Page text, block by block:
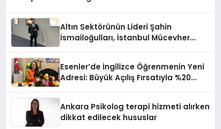
Altın Sektörünün Lideri Şahin
İsmailoğulları, İstanbul Mücevher
Esenler’de İngilizce Öğrenmenin Yeni
Adresi: Büyük Açılış Fırsatıyla %20
Ankara Psikolog terapi hizmeti alırken
dikkat edilecek hususlar